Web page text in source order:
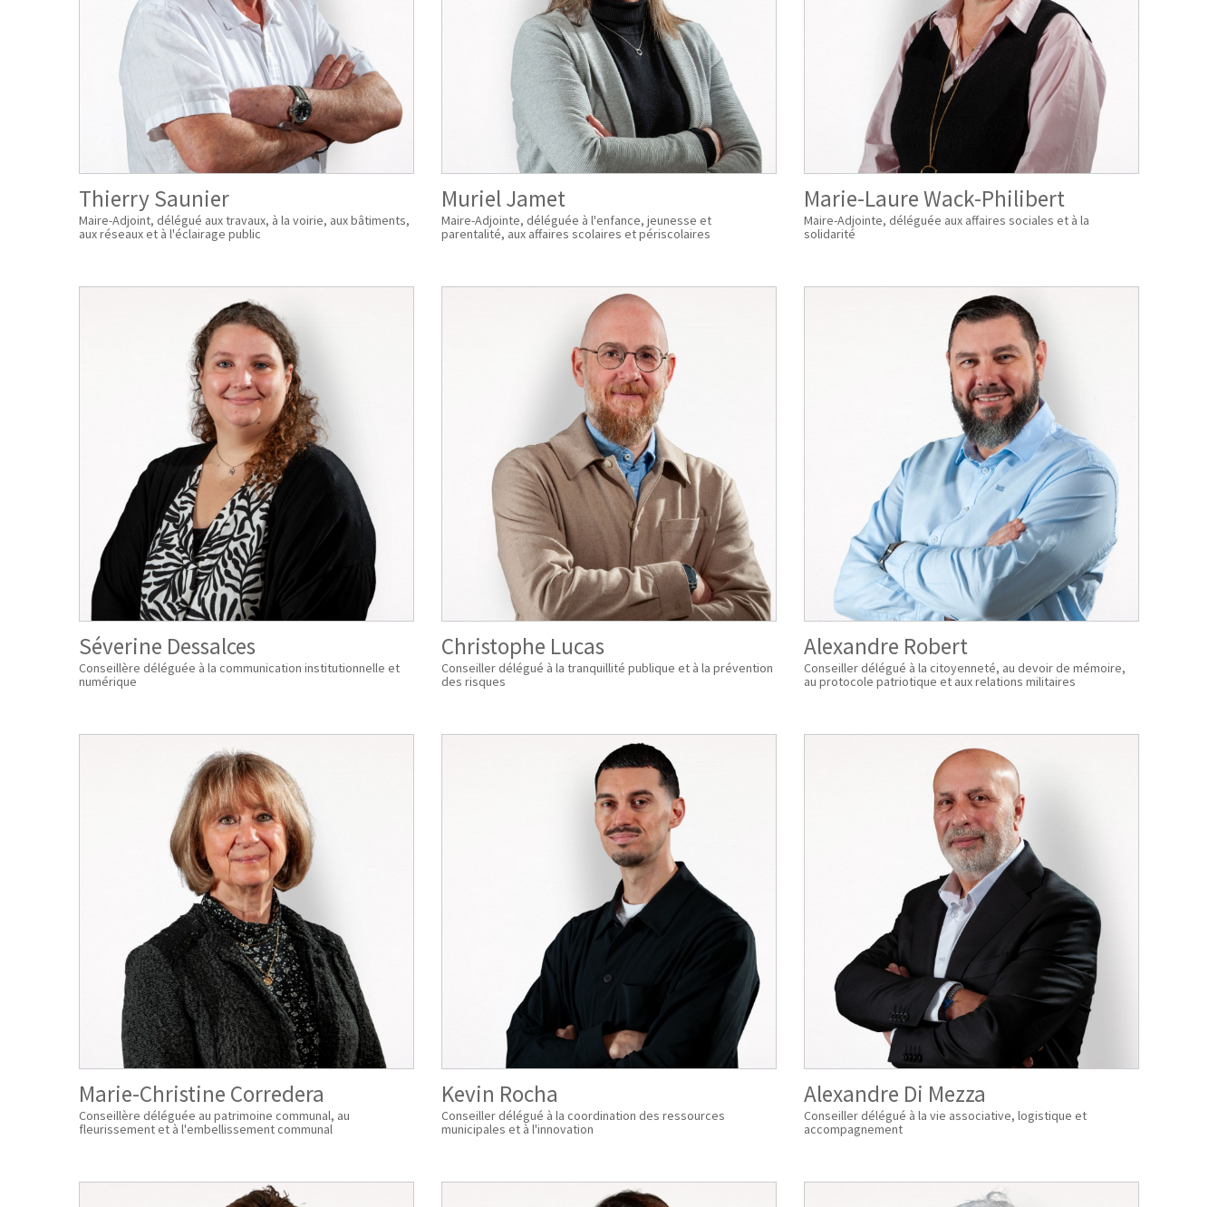
Thierry Saunier
Maire-Adjoint, délégué aux travaux, à la voirie, aux bâtiments,
aux réseaux et à l'éclairage public
Muriel Jamet
Maire-Adjointe, déléguée à l'enfance, jeunesse et
parentalité, aux affaires scolaires et périscolaires
Marie-Laure Wack-Philibert
Maire-Adjointe, déléguée aux affaires sociales et à la
solidarité
Séverine Dessalces
Conseillère déléguée à la communication institutionnelle et
numérique
Christophe Lucas
Conseiller délégué à la tranquillité publique et à la prévention
des risques
Alexandre Robert
Conseiller délégué à la citoyenneté, au devoir de mémoire,
au protocole patriotique et aux relations militaires
Marie-Christine Corredera
Conseillère déléguée au patrimoine communal, au
fleurissement et à l'embellissement communal
Kevin Rocha
Conseiller délégué à la coordination des ressources
municipales et à l'innovation
Alexandre Di Mezza
Conseiller délégué à la vie associative, logistique et
accompagnement